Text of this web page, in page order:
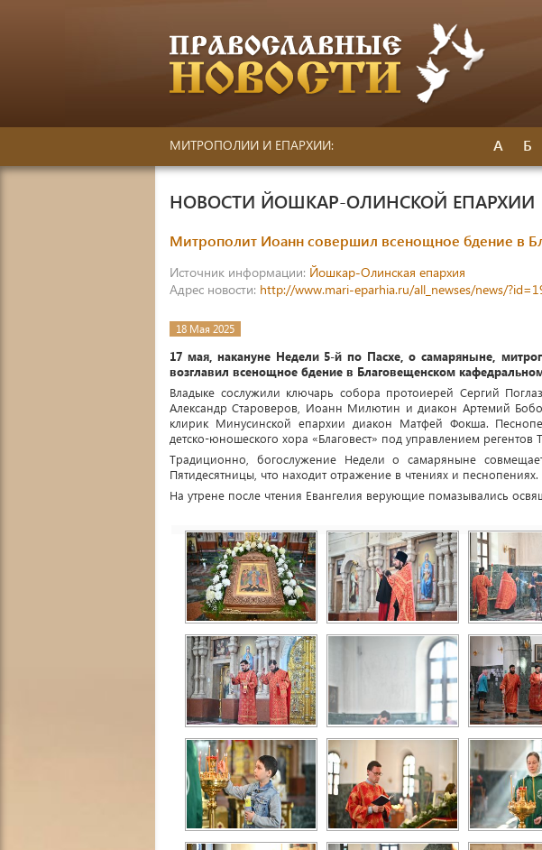
МИТРОПОЛИИ И ЕПАРХИИ: А Б
НОВОСТИ ЙОШКАР-ОЛИНСКОЙ ЕПАРХИИ
Митрополит Иоанн совершил всенощное бдение в
Источник информации: Йошкар-Олинская епархия
Адрес новости: http://www.mari-eparhia.ru/all_newses/news/
18 Мая 2025
17 мая, накануне Недели 5-й по Пасхе, о самаряныне,
возглавил всенощное бдение в Благовещенском
Владыке сослужили ключарь собора протоиерей Сергий
Александр Староверов, Иоанн Милютин и диакон Артемий
клирик Минусинской епархии диакон Матфей Фокша.
детско-юношеского хора «Благовест» под управлением
Традиционно, богослужение Недели о самаряныне
Пятидесятницы, что находит отражение в чтениях и песнопениях.
На утрене после чтения Евангелия верующие помазывались